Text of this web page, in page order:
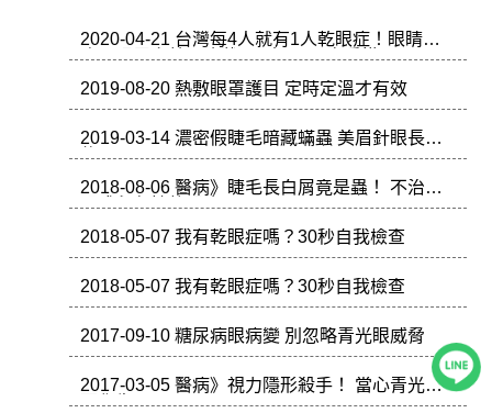
2020-04-21 台灣每4人就有1人乾眼症！眼睛
癢、眼屎多就是症狀，9大QA一次看懂
2019-08-20 熱敷眼罩護目 定時定溫才有效
2019-03-14 濃密假睫毛暗藏蟎蟲 美眉針眼長不
停
2018-08-06 醫病》睫毛長白屑竟是蟲！ 不治療
恐成永久性乾眼症
2018-05-07 我有乾眼症嗎？30秒自我檢查
2018-05-07 我有乾眼症嗎？30秒自我檢查
2017-09-10 糖尿病眼病變 別忽略青光眼威脅
2017-03-05 醫病》視力隱形殺手！ 當心青光眼
惡化失明